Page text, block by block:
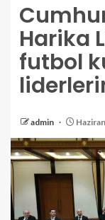
Harika
futbol
admin